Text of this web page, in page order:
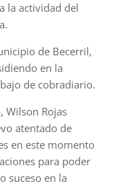
la actividad del
de Becerril,
en la
de cobradiario.
Wilson Rojas
atentado de
en este momento
para poder
suceso en la